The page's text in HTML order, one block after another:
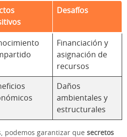
Desafíos
Financiación y
asignación de
recursos
Daños
ambientales y
estructurales
podemos garantizar que secretos